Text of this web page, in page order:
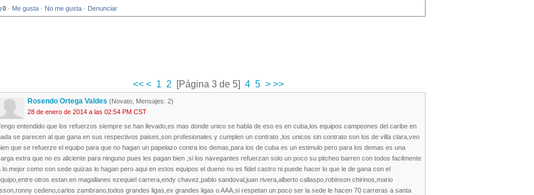
0 · Me gusta · No me gusta · Denunciar
<< < 1 2 [Página 3 de 5] 4 5 >>>
Rosendo Ortega Valdes (Novato, Mensajes: 2)
28 de enero de 2014 a las 02:54 PM CST
entendido que los refuerzos siempre se han llevado,es mas donde unico se habla de eso es en cuba,los equipos campeones del caribe en
se parecen al que gana en sus respectivos paises,son profesionales y cumplen un contrato ,los unicos sin contrato son los de villa clara,veo
que se refuerze el equipo para que no hagan un papelazo contra los demas,para los de cuba es un estimulo pero para los demas es una
extra que no es aliciente para ninguno pues les pagan bien ,si los navegantes refuerzan solo un poco su pitcheo barren con todos facilmente
lo.mejor como son sede quizas lo hagan pero aqui en estos equipos el dueno no es fidel castro ni puede hacer lo que le de gana con el
otros estan.en magallanes ezequiel carrera,endy chavez,pablo sandoval,juan rivera,alberto callaspo,robinson chirinos,mario
cedeno,carlos zambrano,todos grandes ligas,ex grandes ligas o AAA,si respetan un poco ser la sede le hacen 70 carreras a santa